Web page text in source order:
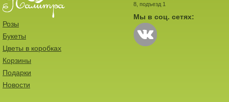
8, подъезд 1
Мы в соц. сетях:
Розы
Букеты
Цветы в коробках
Корзины
Подарки
Новости